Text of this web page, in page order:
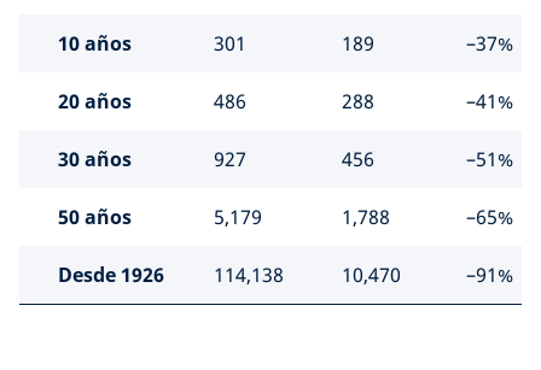
10 años 301 189 –37%
20 años 486 288 –41%
30 años 927 456 –51%
50 años 5,179 1,788 –65%
Desde 1926 114,138 10,470 –91%